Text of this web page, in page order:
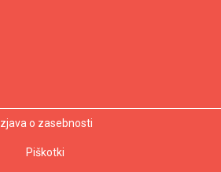
Izjava o zasebnosti
Piškotki